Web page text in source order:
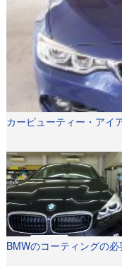
カービューティー・アイ
BMWのコーティングの必